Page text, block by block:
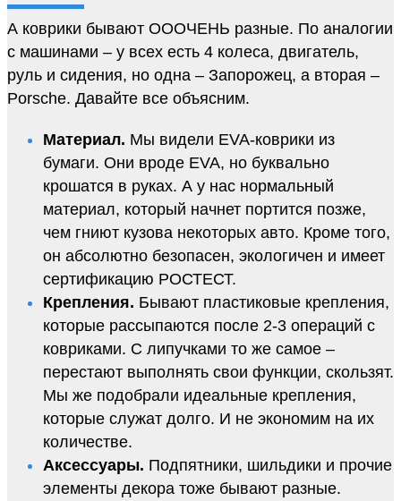
А коврики бывают ОООЧЕНЬ разные. По аналогии
с машинами – у всех есть 4 колеса, двигатель,
руль и сидения, но одна – Запорожец, а вторая –
Porsche. Давайте все объясним.
Материал. Мы видели EVA-коврики из
бумаги. Они вроде EVA, но буквально
крошатся в руках. А у нас нормальный
материал, который начнет портится позже,
чем гниют кузова некоторых авто. Кроме того,
он абсолютно безопасен, экологичен и имеет
сертификацию РОСТЕСТ.
Крепления. Бывают пластиковые крепления,
которые рассыпаются после 2-3 операций с
ковриками. С липучками то же самое –
перестают выполнять свои функции, скользят.
Мы же подобрали идеальные крепления,
которые служат долго. И не экономим на их
количестве.
Аксессуары. Подпятники, шильдики и прочие
элементы декора тоже бывают разные.